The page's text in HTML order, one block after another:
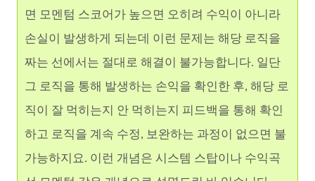
면 모멘텀 스코어가 높으면 오히려 수익이 아니라
손실이 발생하게 되는데 이런 문제는 해당 로직을
짜는 선에서는 절대로 해결이 불가능합니다. 일단
그 로직을 통해 발생하는 손익을 확인한 후, 해당 로
직이 잘 먹히는지 안 먹히는지 피드백을 통해 확인
하고 로직을 계속 수정, 보완하는 과정이 없으면 불
가능하지요. 이런 개념은 시스템 스탑이나 수익곡